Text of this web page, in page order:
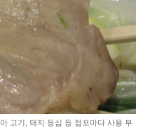
고기, 돼지 등심 등 점포마다 사용 부